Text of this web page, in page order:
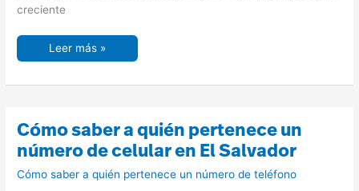
creciente
Leer más »
Cómo saber a quién pertenece un
número de celular en El Salvador
Cómo saber a quién pertenece un número de teléfono
Cómo
saber
a
quién
pertenece
un